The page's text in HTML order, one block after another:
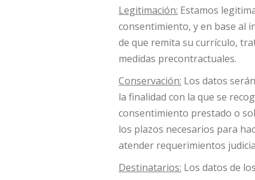
Legitimación: Estamos
consentimiento, y en base al
de que remita su currículo,
medidas precontractuales.
Conservación: Los datos
la finalidad con la que se
consentimiento prestado o
los plazos necesarios para
atender requerimientos
Destinatarios: Los datos de